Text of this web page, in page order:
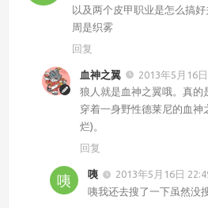
以及两个皮甲职业是怎么搞
周是织雾
回复
血神之翼
2013年5月16
狼人就是血神之翼哦。真的
穿着一身野性德莱尼的血神
烂)。
回复
咦
2013年5月16日
咦我还去搜了一下虽然没